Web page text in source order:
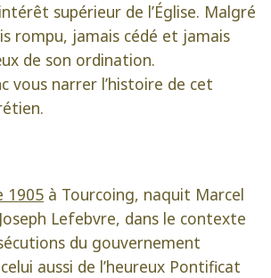
supérieur de l’Église. Malgré
rompu, jamais cédé et jamais
de son ordination.
vous narrer l’histoire de cet
1905 à Tourcoing, naquit Marcel
Lefebvre, dans le contexte
du gouvernement
aussi de l’heureux Pontificat